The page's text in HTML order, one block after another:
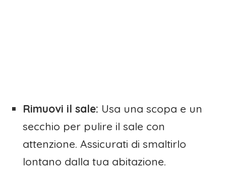
Rimuovi il sale: Usa una scopa e un
secchio per pulire il sale con
attenzione. Assicurati di smaltirlo
lontano dalla tua abitazione.